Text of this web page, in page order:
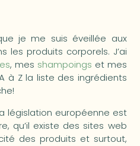
je me suis éveillée aux
les produits corporels. J’ai
, mes shampoings et mes
à Z la liste des ingrédients
législation européenne est
qu’il existe des sites web
des produits et surtout,